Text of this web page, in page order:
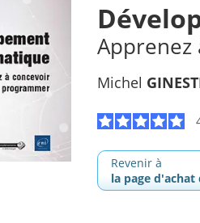
Apprenez
Michel
Revenir à
la page d'achat